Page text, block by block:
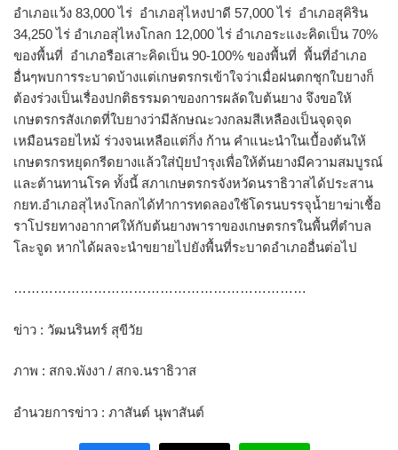
อำเภอแว้ง 83,000 ไร่ อำเภอสุไหงปาดี 57,000 ไร่ อำเภอสุคิริน
34,250 ไร่ อำเภอสุไหงโกลก 12,000 ไร่ อำเภอระแงะคิดเป็น 70%
ของพื้นที่ อำเภอรือเสาะคิดเป็น 90-100% ของพื้นที่ พื้นที่อำเภอ
อื่นๆพบการระบาดบ้างแต่เกษตรกรเข้าใจว่าเมื่อฝนตกชุกใบยางก็
ต้องร่วงเป็นเรื่องปกติธรรมดาของการผลัดใบต้นยาง จึงขอให้
เกษตรกรสังเกตที่ใบยางว่ามีลักษณะวงกลมสีเหลืองเป็นจุดจุด
เหมือนรอยไหม้ ร่วงจนเหลือแต่กิ่ง ก้าน คำแนะนำในเบื้องต้นให้
เกษตรกรหยุดกรีดยางแล้วใส่ปุ๋ยบำรุงเพื่อให้ต้นยางมีความสมบูรณ์
และต้านทานโรค ทั้งนี้ สภาเกษตรกรจังหวัดนราธิวาสได้ประสาน
กยท.อำเภอสุไหงโกลกได้ทำการทดลองใช้โดรนบรรจุน้ำยาฆ่าเชื้อ
ราโปรยทางอากาศให้กับต้นยางพาราของเกษตรกรในพื้นที่ตำบล
โละจูด หากได้ผลจะนำขยายไปยังพื้นที่ระบาดอำเภออื่นต่อไป
…………………………………………………………
ข่าว : วัฒนรินทร์ สุขีวัย
ภาพ : สกจ.พังงา / สกจ.นราธิวาส
อำนวยการข่าว : ภาสันต์ นุพาสันต์